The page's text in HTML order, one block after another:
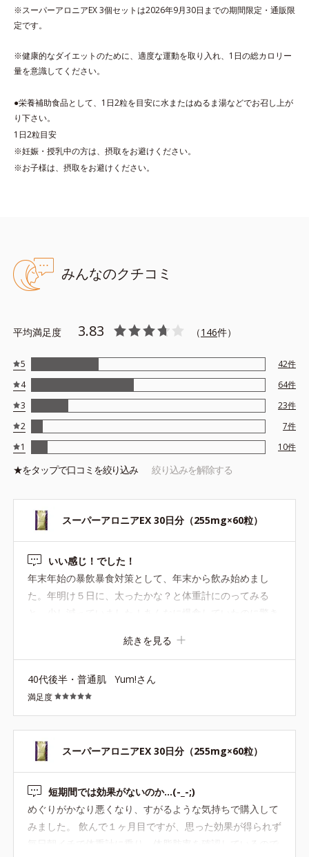
（2粒当り）。
※スーパーアロニアEX 3個セットは2026年9月30日までの期間限定・通販限
定です。
※健康的なダイエットのために、適度な運動を取り入れ、1日の総カロリー
量を意識してください。
●栄養補助食品として、1日2粒を目安に水またはぬるま湯などでお召し上が
り下さい。
1日2粒目安
※妊娠・授乳中の方は、摂取をお避けください。
※お子様は、摂取をお避けください。
みんなのクチコミ
平均満足度 3.83 （146件）
5 42件
4
64件
3
23件
2
7件
1
10件
★をタップで口コミを絞り込み 絞り込みを解除する
スーパーアロニアEX 30日分（255mg×60粒）
いい感じ！でした！
年末年始の暴飲暴食対策として、年末から飲み始めまし
た。年明け５日に、太ったかな？と体重計にのってみる
と、少し減っていました！あんなに爆食していたのに驚き
続きを見る
40代後半・普通肌 Yum!さん
満足度
スーパーアロニアEX 30日分（255mg×60粒）
短期間では効果がないのか…(-_-;)
めぐりがかなり悪くなり、すがるような気持ちで購入して
みました。 飲んで１ヶ月目ですが、思った効果が得られず